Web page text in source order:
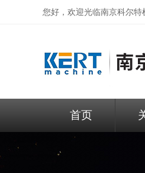
您好，欢迎光临南京科尔特
首页